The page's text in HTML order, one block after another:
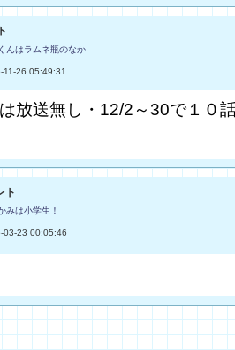
んはラムネ瓶のなか
11-26 05:49:31
放送無し・12/2～30で１０
ト
みは小学生！
03-23 00:05:46